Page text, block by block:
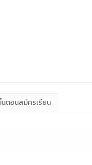
ตอนสมัครเรียน